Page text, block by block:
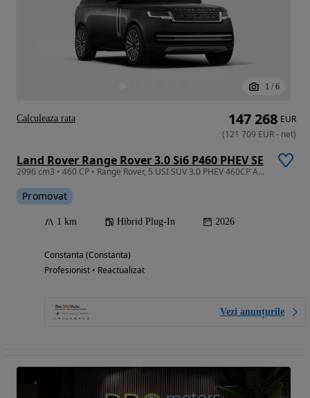
1 / 6
Land Rover Range Rover 3.0 Si6 P460 PHEV SE
2996 cm3 • 460 CP • Range Rover, 5 USI SUV 3.0 PHEV 460CP AWD AUTO Westminster Edition
Promovat
1 km Hibrid Plug-In 2026
Constanta (Constanta)
Profesionist • Reactualizat
Vezi anunțurile
147 268 EUR
(121 709 EUR- net)
Calculeaza rata